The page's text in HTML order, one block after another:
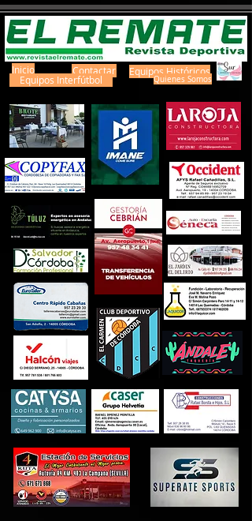
Inicio Contactar
Equipos Interfútbol
Equipos Históricos
Quienes Somos